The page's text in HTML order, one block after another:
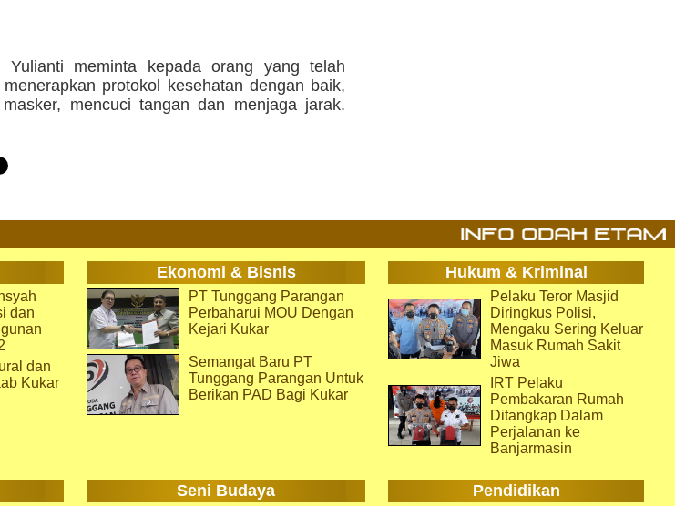
meminta kepada orang yang telah
protokol kesehatan dengan baik,
mencuci tangan dan menjaga jarak.
Ekonomi & Bisnis Hukum & Kriminal
dan
dan
Kukar
PT Tunggang Parangan
Perbaharui MOU Dengan
Kejari Kukar
Semangat Baru PT
Tunggang Parangan Untuk
Berikan PAD Bagi Kukar
Pelaku Teror Masjid
Diringkus Polisi,
Mengaku Sering Keluar
Masuk Rumah Sakit
Jiwa
IRT Pelaku
Pembakaran Rumah
Ditangkap Dalam
Perjalanan ke
Banjarmasin
Seni Budaya Pendidikan